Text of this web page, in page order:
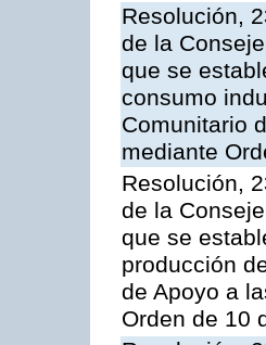
Resolución,
de la
que se
consumo
Comunitario
mediante
Resolución,
de la
que se
producción
de Apoyo a
Orden de 10